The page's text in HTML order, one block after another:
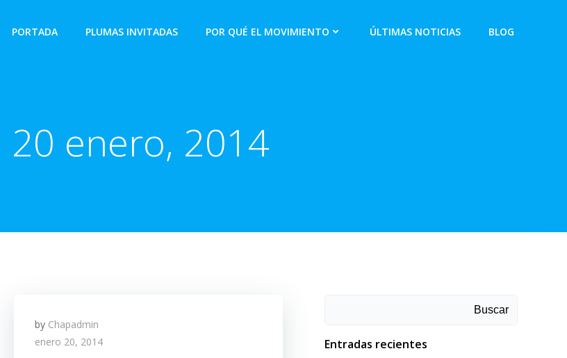
PORTADA PLUMAS INVITADAS POR QUÉ EL MOVIMIENTO ÚLTIMAS NOTICIAS BLOG
20 enero, 2014
by Chapadmin
enero 20, 2014
Buscar
Entradas recientes